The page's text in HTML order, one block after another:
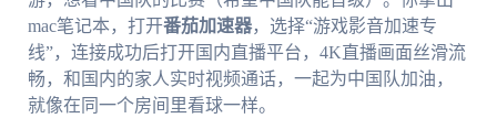
mac笔记本，打开番茄加速器，选择“游戏影音加速专
线”，连接成功后打开国内直播平台，4K直播画面丝滑流
畅，和国内的家人实时视频通话，一起为中国队加油，
就像在同一个房间里看球一样。